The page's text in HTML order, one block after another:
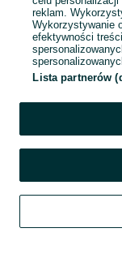
Szukaj
reklam.
Wykorzystywanie
efektywności
Lista partnerów